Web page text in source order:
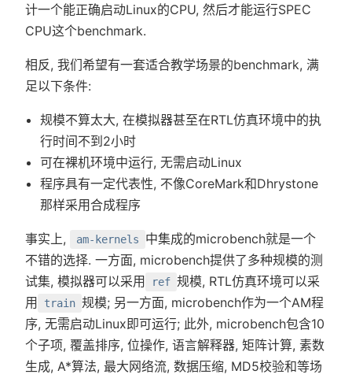
计一个能正确启动Linux的CPU, 然后才能运行SPEC
CPU这个benchmark.
相反, 我们希望有一套适合教学场景的benchmark, 满
足以下条件:
规模不算太大, 在模拟器甚至在RTL仿真环境中的执
行时间不到2小时
可在裸机环境中运行, 无需启动Linux
程序具有一定代表性, 不像CoreMark和Dhrystone
那样采用合成程序
事实上, am-kernels
中集成的microbench就是一个
不错的选择. 一方面, microbench提供了多种规模的测
试集, 模拟器可以采用
ref 规模, RTL仿真环境可以采
用
train 规模; 另一方面, microbench作为一个AM程
序, 无需启动Linux即可运行; 此外, microbench包含10
个子项, 覆盖排序, 位操作, 语言解释器, 矩阵计算, 素数
生成, A*算法, 最大网络流, 数据压缩, MD5校验和等场